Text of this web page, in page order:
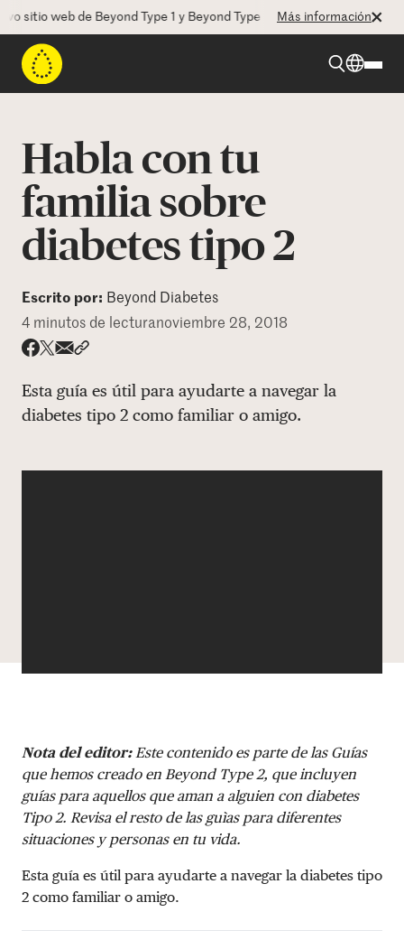
web de Beyond Type 1 y Beyond Type 2! La CEO Deborah Dugan
Más información
Recursos
Programas
Quienes somos
Habla con tu
familia sobre
diabetes tipo 2
Escrito por: Beyond Diabetes
4 minutos de lecturanoviembre 28, 2018
Esta guía es útil para ayudarte a navegar la
diabetes tipo 2 como familiar o amigo.
Nota del editor:Este contenido es parte de las Guías
que hemos creado en Beyond Type 2, que incluyen
guías para aquellos que aman a alguien con diabetes
Tipo 2. Revisa el resto de las guìas para diferentes
situaciones y personas en tu vida.
Esta guía es útil para ayudarte a navegar la diabetes tipo
2 como familiar o amigo.